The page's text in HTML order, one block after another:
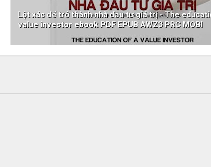
Lột xác để trở thành nhà đầu tư giá trị - The
value investor ebook PDF EPUB AWZ3 PRC MOBI